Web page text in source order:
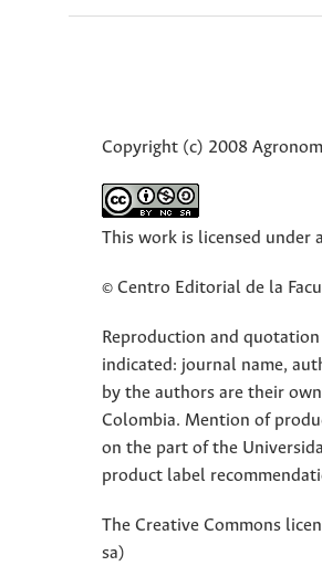
Copyright (c) 2008
This work is licensed under a
© Centro Editorial de la
Reproduction and
indicated: journal name,
by the authors are their
Colombia. Mention of
on the part of the
product label
The Creative Commons
sa)